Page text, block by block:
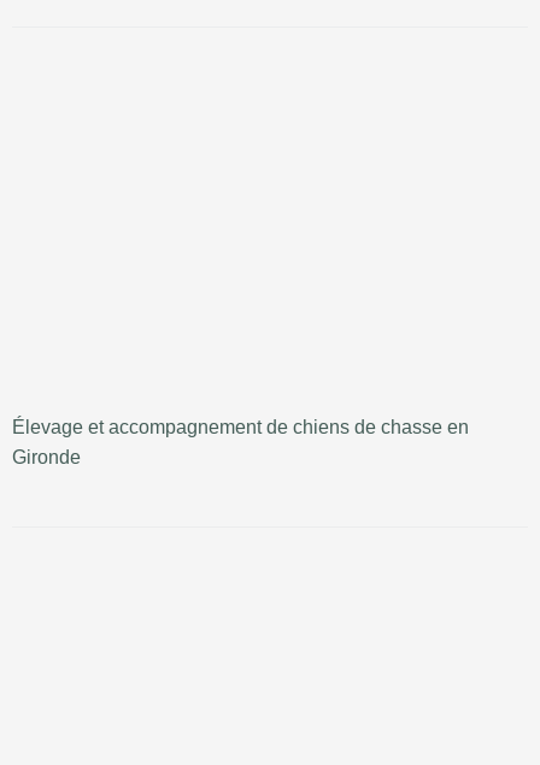
Élevage et accompagnement de chiens de chasse en
Gironde